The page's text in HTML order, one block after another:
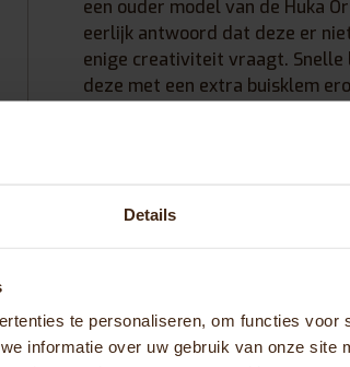
Details
te personaliseren, om functies voor
informatie over uw gebruik van onze site
een ouder model van de Huka
eerlijk antwoord dat deze er
enige creativiteit vraagt. Snelle
deze met een extra buisklem
veiliger en voor mij een fijner